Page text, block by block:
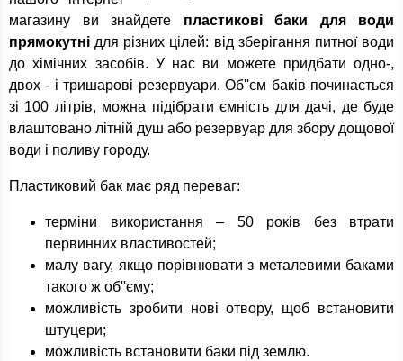
магазину ви знайдете пластикові баки для води
прямокутні для різних цілей: від зберігання питної води
до хімічних засобів. У нас ви можете придбати одно-,
двох - і тришарові резервуари. Об''єм баків починається
зі 100 літрів, можна підібрати ємність для дачі, де буде
влаштовано літній душ або резервуар для збору дощової
води і поливу городу.
Пластиковий бак має ряд переваг:
терміни використання – 50 років без втрати
первинних властивостей;
малу вагу, якщо порівнювати з металевими баками
такого ж об''єму;
можливість зробити нові отвору, щоб встановити
штуцери;
можливість встановити баки під землю.